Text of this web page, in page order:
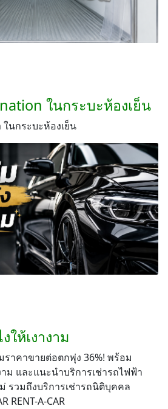
ในกระบะห้องเย็น
นกระบะห้องเย็น
ให้เงางาม
ราคาขายต่อตกพุ่ง 36%! พร้อม
ม และแนะนำบริการเช่ารถไฟฟ้า
รวมถึงบริการเช่ารถนิติบุคคล
RENT-A-CAR